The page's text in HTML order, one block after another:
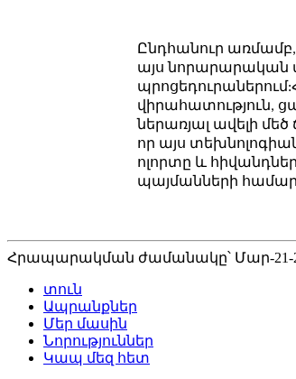
Ընդհանուր առմամբ,
այս նորարարական
վիրահատություն,
ներառյալ ավելի
որ այս
ոլորտը և
պայմանների
Հրապարակման ժամանակը՝ Մար-21-
տուն
Ապրանքներ
Մեր մասին
Նորություններ
Կապ մեզ հետ